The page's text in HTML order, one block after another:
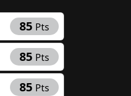
85 Pts
85 Pts
85 Pts